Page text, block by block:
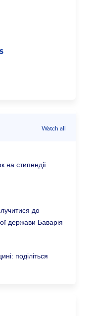
Watch all
на стипендії
до
держави Баварія
поділіться